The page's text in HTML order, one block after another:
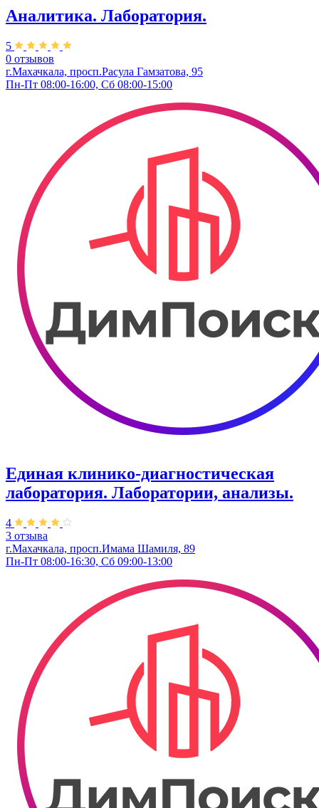
Аналитика. Лаборатория.
5
0 отзывов
г.Махачкала, ​просп.Расула Гамзатова, 95
Пн-Пт 08:00-16:00, Сб 08:00-15:00
Единая клинико-диагностическая
лаборатория. Лаборатории, анализы.
4
3 отзыва
г.Махачкала, ​просп.Имама Шамиля, 89
Пн-Пт 08:00-16:30, Сб 09:00-13:00